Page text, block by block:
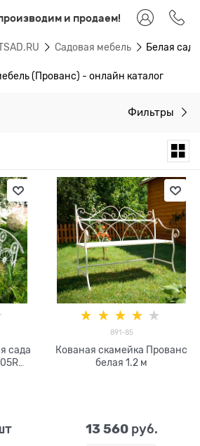
и продаем!
Садовая мебель Белая
(Прованс) - онлайн каталог
Фильтры
сада
891-85
Кованая скамейка Прованс
белая 1.2 м
13 560 руб.